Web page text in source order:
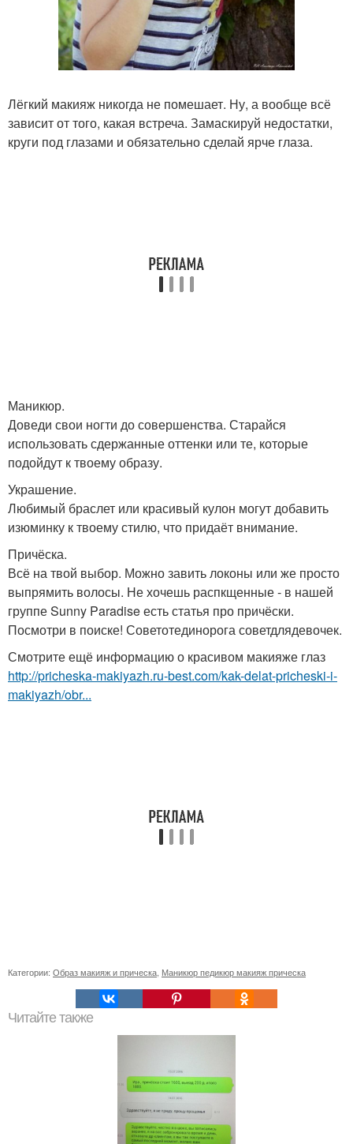
Лёгкий макияж никогда не помешает. Ну, а вообще всё
зависит от того, какая встреча. Замаскируй недостатки,
круги под глазами и обязательно сделай ярче глаза.
Маникюр.
Доведи свои ногти до совершенства. Старайся
использовать сдержанные оттенки или те, которые
подойдут к твоему образу.
Украшение.
Любимый браслет или красивый кулон могут добавить
изюминку к твоему стилю, что придаёт внимание.
Причёска.
Всё на твой выбор. Можно завить локоны или же просто
выпрямить волосы. Не хочешь распкщенные - в нашей
группе Sunny Paradise есть статья про причёски.
Посмотри в поиске! Советотединорога советдлядевочек.
Смотрите ещё информацию о красивом макияже глаз
http://pricheska-makiyazh.ru-best.com/kak-delat-pricheski-i-
makiyazh/obr...
Категории: Образ макияж и прическа Маникюр педикюр макияж прическа
Читайте также